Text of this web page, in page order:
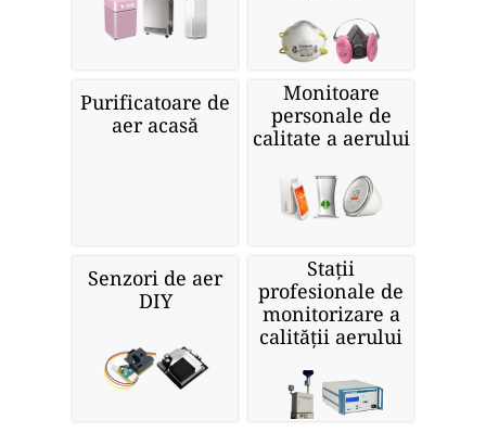
Purificatoare de
aer acasă
Monitoare
personale de
calitate a aerului
Senzori de aer
DIY
Stații
profesionale de
monitorizare a
calității aerului